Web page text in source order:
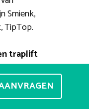
Smienk,
TipTop.
traplift
mogelijk.
waar